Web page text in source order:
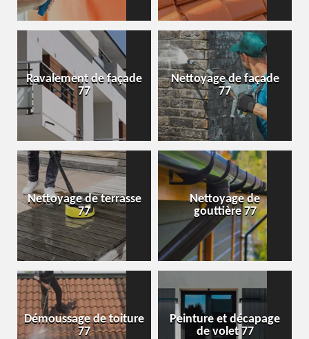
Ravalement de façade
77
Nettoyage de façade
77
Nettoyage de terrasse
77
Nettoyage de
gouttière 77
Démoussage de toiture
77
Peinture et décapage
de volet 77